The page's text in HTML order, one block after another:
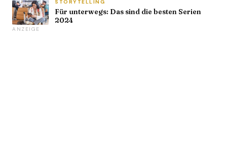
STORYTELLING
Für unterwegs: Das sind die besten Serien
2024
ANZEIGE